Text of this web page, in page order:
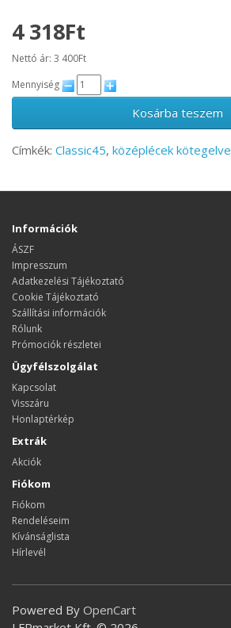
4 318Ft
Nettó ár: 3 400Ft
Mennyiség
Kosárba teszem
Címkék: Classic45, középlécek kötegelve
Információk
ÁSZF
Impresszum
Adatkezelési Tájékoztató
Cookie Tájékoztató
Szállítási információk
Rólunk
Prómociók részletei
Ügyfélszolgálat
Kapcsolat
Visszáru
Honlaptérkép
Extrák
Akciók
Fiókom
Fiókom
Rendeléseim
Kívánságlista
Hírlevél
Powered By OpenCart